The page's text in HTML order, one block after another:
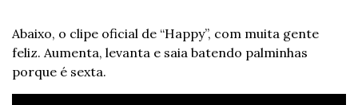
Abaixo, o clipe oficial de “Happy”, com muita gente
feliz. Aumenta, levanta e saia batendo palminhas
porque é sexta.